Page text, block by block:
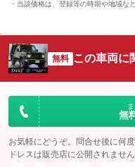
当該価格は、登録等の時期や地域な
無料 この車両に
無
お気軽にどうぞ。問合せ後に何
ドレスは販売店に公開されません